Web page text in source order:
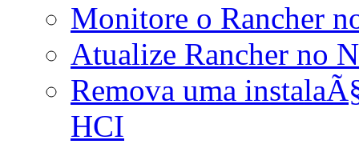
Monitore o Rancher
Atualize Rancher no
Remova uma
HCI